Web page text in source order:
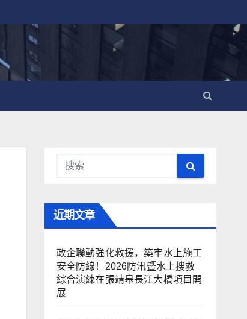
近期文章
政企聯動強化救援，築牢水上施工
安全防線！2026防汛暨水上搜救
綜合演練在張靖皋長江大橋項目開
展